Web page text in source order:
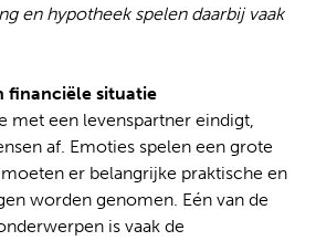
en hypotheek spelen daarbij vaak
financiële situatie
met een levenspartner eindigt,
af. Emoties spelen een grote
er belangrijke praktische en
worden genomen. Eén van de
is vaak de